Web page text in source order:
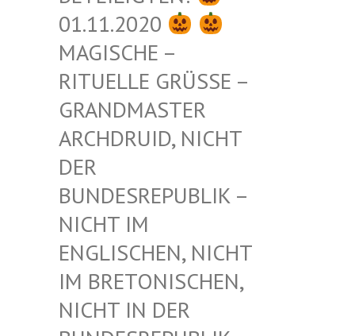
01.11.2020
MAGISCHE –
RITUELLE GRÜSSE – G
RANDMASTER A
RCHDRUID, NICHT D
ER B
UNDESREPUBLIK – N
ICHT IM E
NGLISCHEN, NICHT I
M BRETONISCHEN, N
ICHT IN DER B